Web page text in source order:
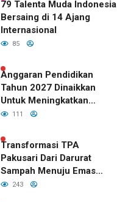
79 Talenta Muda Indonesia
Bersaing di 14 Ajang
Internasional
85
Anggaran Pendidikan
Tahun 2027 Dinaikkan
Untuk Meningkatkan
Kualitas Anak Bangsa,
RI
111
Transformasi TPA
Pakusari Dari Darurat
Sampah Menuju Emas
Hijau di Era Kepemimpinan
243